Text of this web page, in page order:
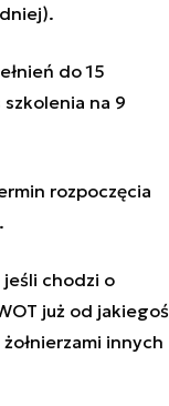
do 15
na 9
rozpoczęcia
chodzi o
już od jakiegoś
innych